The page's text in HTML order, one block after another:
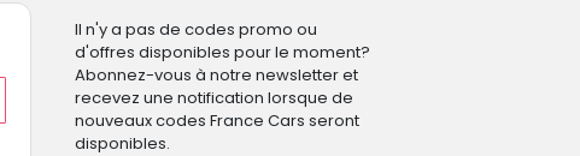
Il n'y a pas de codes promo ou
d'offres disponibles pour le moment?
Abonnez-vous à notre newsletter et
recevez une notification lorsque de
nouveaux codes France Cars seront
disponibles.